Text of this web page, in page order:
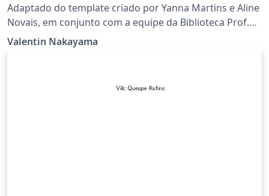
Adaptado do template criado por Yanna Martins e Aline
Novais, em conjunto com a equipe da Biblioteca Prof.
Sílio Vaz do Observatório do Valongo, UFRJ.
Valentin Nakayama